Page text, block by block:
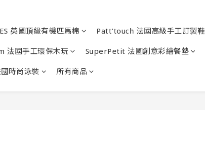
英國頂級有機匹馬棉 Patt'touch 法國高級手工訂製鞋
法國手工環保木玩 SuperPetit 法國創意彩繪餐墊
時尚泳裝 所有商品